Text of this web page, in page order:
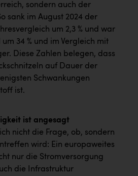
sondern auch der
sank im August 2024 der
um 2,3 % und war
34 % und im Vergleich mit
Diese Zahlen belegen, dass
auf Dauer der
Schwankungen
ist.
ist angesagt
nicht die Frage, ob, sondern
wird: Ein europaweites
nur die Stromversorgung
die Infrastruktur